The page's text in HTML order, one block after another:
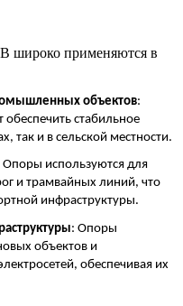
широко применяются в
объектов:
стабильное
так и в сельской местности.
Опоры используются для
и трамвайных линий, что
инфраструктуры.
: Опоры
объектов и
обеспечивая их